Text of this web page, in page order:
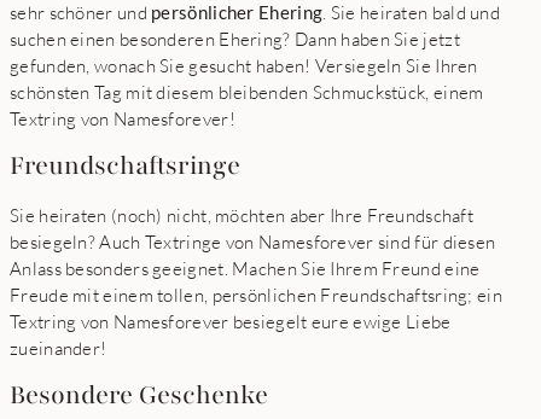
sehr schöner und persönlicher Ehering . Sie heiraten bald und
suchen einen besonderen Ehering? Dann haben Sie jetzt
gefunden, wonach Sie gesucht haben! Versiegeln Sie Ihren
schönsten Tag mit diesem bleibenden Schmuckstück, einem
Textring von Namesforever!
Freundschaftsringe
Sie heiraten (noch) nicht, möchten aber Ihre Freundschaft
besiegeln? Auch Textringe von Namesforever sind für diesen
Anlass besonders geeignet. Machen Sie Ihrem Freund eine
Freude mit einem tollen, persönlichen Freundschaftsring; ein
Textring von Namesforever besiegelt eure ewige Liebe
zueinander!
Besondere Geschenke